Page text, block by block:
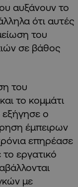
αυξάνουν το
ότι αυτές
του
σε βάθος
του
το κομμάτι
ο
έμπειρων
επηρέασε
εργατικό
με